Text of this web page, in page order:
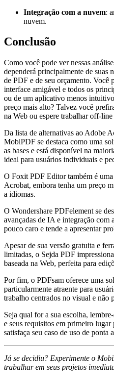
Integração com a nuvem:
nuvem.
Conclusão
Como você pode ver nessas
dependerá principalmente de suas
de PDF e de seu orçamento. Você
interface amigável e todos os
ou de um aplicativo menos
preço mais alto? Talvez você
na Web ou espere trabalhar off-
Da lista de alternativas ao Adobe
MobiPDF se destaca como uma
as bases e está disponível na
ideal para usuários individuais e
O Foxit PDF Editor também é
Acrobat, embora tenha um preço
a idiomas.
O Wondershare PDFelement se
avançadas de IA e integração com
pouco caro e tende a apresentar
Apesar de sua versão gratuita e
limitadas, o Sejda PDF
baseada na Web, perfeita para
Por fim, o PDFsam oferece uma
particularmente atraente para
trabalho centrados no visual e não
Seja qual for a sua escolha,
e seus requisitos em primeiro
satisfaça seu caso de uso de ponta
Já se decidiu? Experimente o
trabalhar em seus projetos